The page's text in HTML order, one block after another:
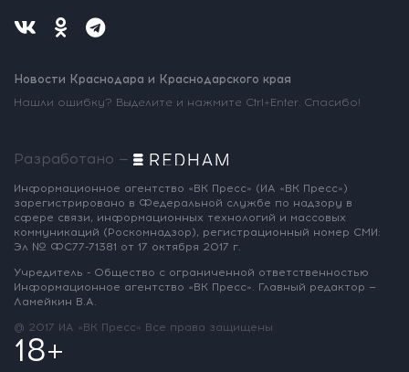
Новости Краснодара и Краснодарского края
Нашли ошибку? Выделите и нажмите Ctrl+Enter. Спасибо!
Разработано —
Информационное агентство «ВК Пресс» (ИА «ВК Пресс»)
зарегистрировано в Федеральной службе по надзору в
сфере связи, информационных технологий и массовых
коммуникаций (Роскомнадзор), регистрационный номер СМИ:
Эл № ФС77-71381 от 17 октября 2017 г.
Учредитель - Общество с ограниченной ответственностью
Информационное агентство «ВК Пресс». Главный редактор —
Ламейкин В.А.
@ 2017 ИА «ВК Пресс» Все права защищены
18+